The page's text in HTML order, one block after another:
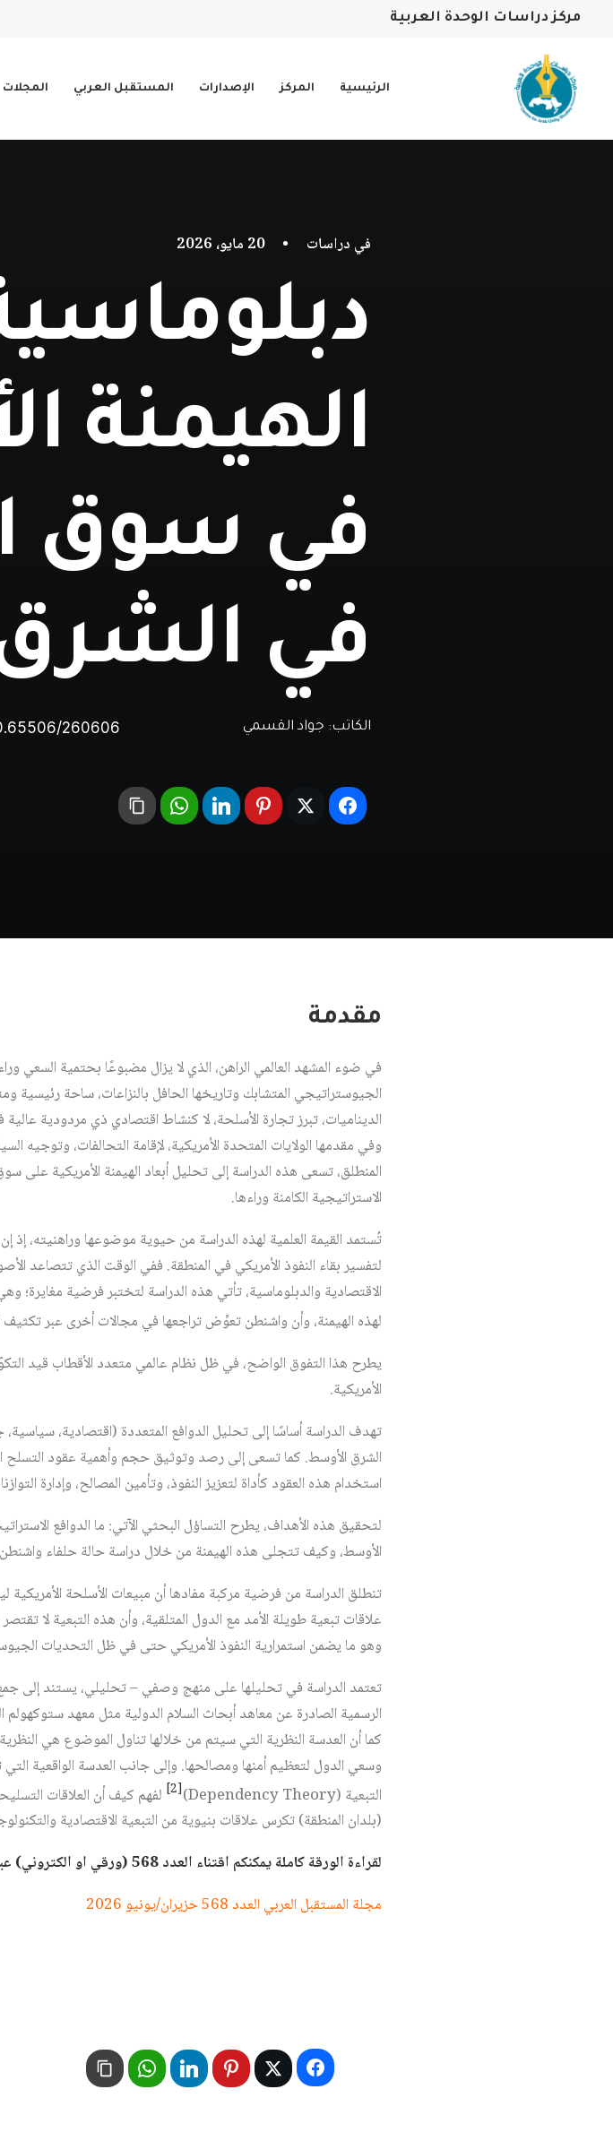
مركز دراسات الوحدة العربية
الرئيسية المركز الإصدارات المستقبل العربي المجلات
في دراسات • 20 مايو، 2026
الهيمنة
في سوق
في
الكاتب: جواد القسمي 260606
مقدمة
في ضوء المشهد العالمي الراهن، الذي لا يزال مضبوعًا بحتمية السعي
الجيوستراتيجي المتشابك وتاريخها الحافل بالنزاعات، ساحة
الديناميات، تبرز تجارة الأسلحة، لا كنشاط اقتصادي ذي مردودية
وفي مقدمها الولايات المتحدة الأمريكية، لإقامة التحالفات،
المنطلق، تسعى هذه الدراسة إلى تحليل أبعاد الهيمنة الأمريكية على
الاستراتيجية الكامنة وراءها.
تُستمد القيمة العلمية لهذه الدراسة من حيوية موضوعها وراهنيته، إذ
لتفسير بقاء النفوذ الأمريكي في المنطقة. ففي الوقت الذي تتصاعد
لهذه الهيمنة، وأن واشنطن تعوِّض تراجعها في مجالات أخرى عبر تكثيف
يطرح هذا التفوق الواضح، في ظل نظام عالمي متعدد الأقطاب قيد
الأمريكية.
تهدف الدراسة أساسًا إلى تحليل الدوافع المتعددة (اقتصادية،
الشرق الأوسط. كما تسعى إلى رصد وتوثيق حجم وأهمية عقود التسلح
استخدام هذه العقود كأداة لتعزيز النفوذ، وتأمين المصالح، وإدارة
لتحقيق هذه الأهداف، يطرح التساؤل البحثي الآتي: ما الدوافع
الأوسط، وكيف تتجلى هذه الهيمنة من خلال دراسة حالة حلفاء
تنطلق الدراسة من فرضية مركبة مفادها أن مبيعات الأسلحة
علاقات تبعية طويلة الأمد مع الدول المتلقية، وأن هذه التبعية لا
وهو ما يضمن استمرارية النفوذ الأمريكي حتى في ظل التحديات
تعتمد الدراسة في تحليلها على منهج وصفي – تحليلي، يستند إلى
كما أن العدسة النظرية التي سيتم من خلالها تناول الموضوع هي
وسعي الدول لتعظيم أمنها ومصالحها. وإلى جانب العدسة الواقعية
التبعية (Dependency Theory)‏
[2]
لفهم كيف أن العلاقات
(بلدان المنطقة) تكرس علاقات بنيوية من التبعية الاقتصادية
لقراءة الورقة كاملة يمكنكم اقتناء العدد 568 (ورقي او الكتروني) عبر هذا الرابط:
مجلة المستقبل العربي العدد 568 حزيران/يونيو 2026